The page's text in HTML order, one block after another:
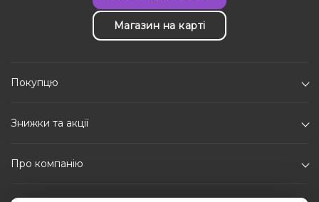
Магазин на карті
Покупцю
Знижки та акції
Про компанію